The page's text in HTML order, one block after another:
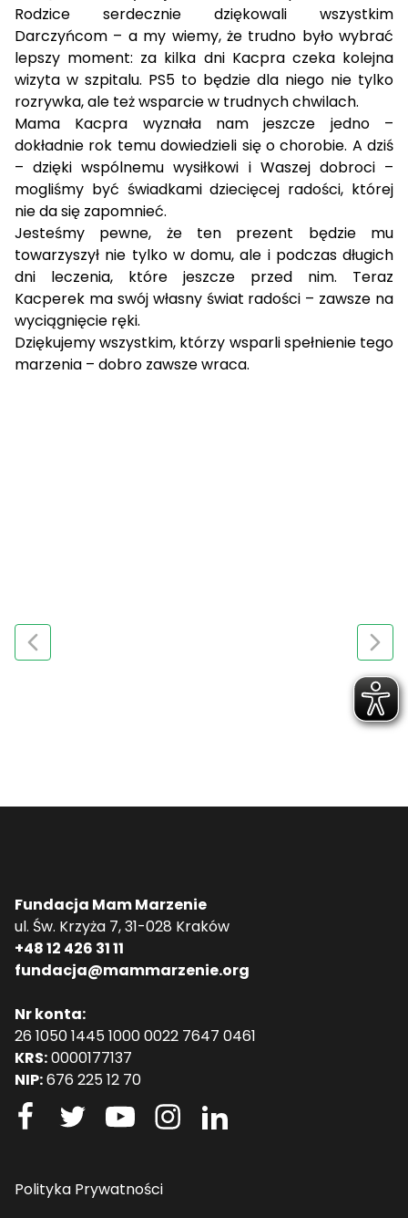
Rodzice serdecznie dziękowali wszystkim
Darczyńcom – a my wiemy, że trudno było wybrać
lepszy moment: za kilka dni Kacpra czeka kolejna
wizyta w szpitalu. PS5 to będzie dla niego nie tylko
rozrywka, ale też wsparcie w trudnych chwilach.
Mama Kacpra wyznała nam jeszcze jedno –
dokładnie rok temu dowiedzieli się o chorobie. A dziś
– dzięki wspólnemu wysiłkowi i Waszej dobroci –
mogliśmy być świadkami dziecięcej radości, której
nie da się zapomnieć.
Jesteśmy pewne, że ten prezent będzie mu
towarzyszył nie tylko w domu, ale i podczas długich
dni leczenia, które jeszcze przed nim. Teraz
Kacperek ma swój własny świat radości – zawsze na
wyciągnięcie ręki.
Dziękujemy wszystkim, którzy wsparli spełnienie tego
marzenia – dobro zawsze wraca.
Fundacja Mam Marzenie
ul. Św. Krzyża 7, 31-028 Kraków
+48 12 426 31 11
fundacja@mammarzenie.org
Nr konta:
26 1050 1445 1000 0022 7647 0461
KRS:0000177137
NIP:676 225 12 70
Polityka Prywatności